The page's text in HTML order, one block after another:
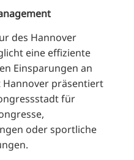
des Hannover
eine effiziente
Einsparungen an
Hannover präsentiert
für
oder sportliche